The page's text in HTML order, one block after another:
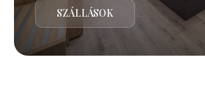
SZÁLLÁSOK